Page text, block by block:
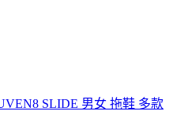
SLIDE 男女 拖鞋 多款